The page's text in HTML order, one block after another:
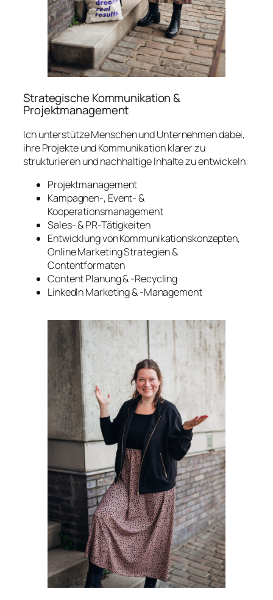
Strategische Kommunikation &
Projektmanagement
Ich unterstütze Menschen und Unternehmen dabei,
ihre Projekte und Kommunikation klarer zu
strukturieren und nachhaltige Inhalte zu entwickeln:
Projektmanagement
Kampagnen-, Event- &
Kooperationsmanagement
Sales- & PR-Tätigkeiten
Entwicklung von Kommunikationskonzepten,
Online Marketing Strategien &
Contentformaten
Content Planung & -Recycling
LinkedIn Marketing & -Management